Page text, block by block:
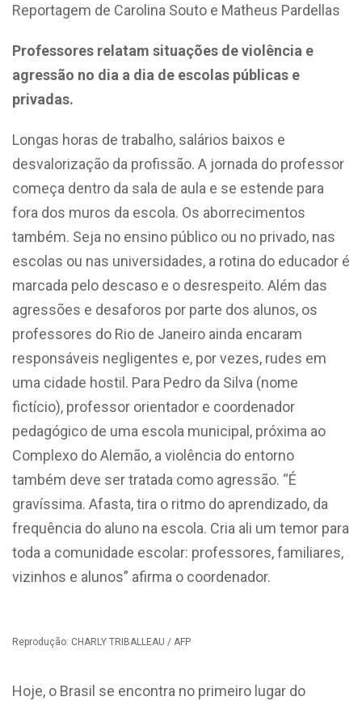
Reportagem de Carolina Souto e Matheus Pardellas
Professores relatam situações de violência e
agressão no dia a dia de escolas públicas e
privadas.
Longas horas de trabalho, salários baixos e
desvalorização da profissão. A jornada do professor
começa dentro da sala de aula e se estende para
fora dos muros da escola. Os aborrecimentos
também. Seja no ensino público ou no privado, nas
escolas ou nas universidades, a rotina do educador é
marcada pelo descaso e o desrespeito. Além das
agressões e desaforos por parte dos alunos, os
professores do Rio de Janeiro ainda encaram
responsáveis negligentes e, por vezes, rudes em
uma cidade hostil. Para Pedro da Silva (nome
fictício), professor orientador e coordenador
pedagógico de uma escola municipal, próxima ao
Complexo do Alemão, a violência do entorno
também deve ser tratada como agressão. “É
gravíssima. Afasta, tira o ritmo do aprendizado, da
frequência do aluno na escola. Cria ali um temor para
toda a comunidade escolar: professores, familiares,
vizinhos e alunos” afirma o coordenador.
Reprodução: CHARLY TRIBALLEAU / AFP
Hoje, o Brasil se encontra no primeiro lugar do